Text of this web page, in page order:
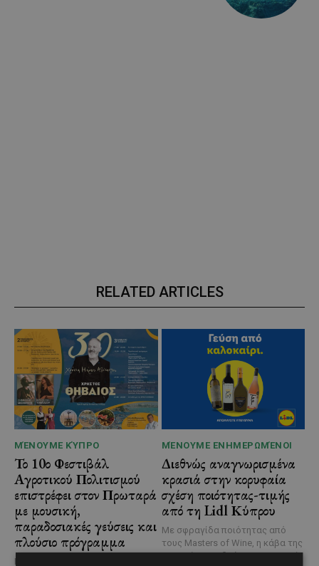
RELATED ARTICLES
ΜΈΝΟΥΜΕ ΚΎΠΡΟ
Το 10ο Φεστιβάλ
Αγροτικού Πολιτισμού
επιστρέφει στον Πρωταρά
με μουσική,
παραδοσιακές γεύσεις και
πλούσιο πρόγραμμα
Η κυπριακή παράδοση δίνει ξανά
ΜΈΝΟΥΜΕ ΕΝΗΜΕΡΩΜΈΝΟΙ
Διεθνώς αναγνωρισμένα
κρασιά στην κορυφαία
σχέση ποιότητας-τιμής
από τη Lidl Κύπρου
Με σφραγίδα ποιότητας από
τους Masters of Wine, η κάβα της
εταιρείας συνδυάζει εξαιρετική